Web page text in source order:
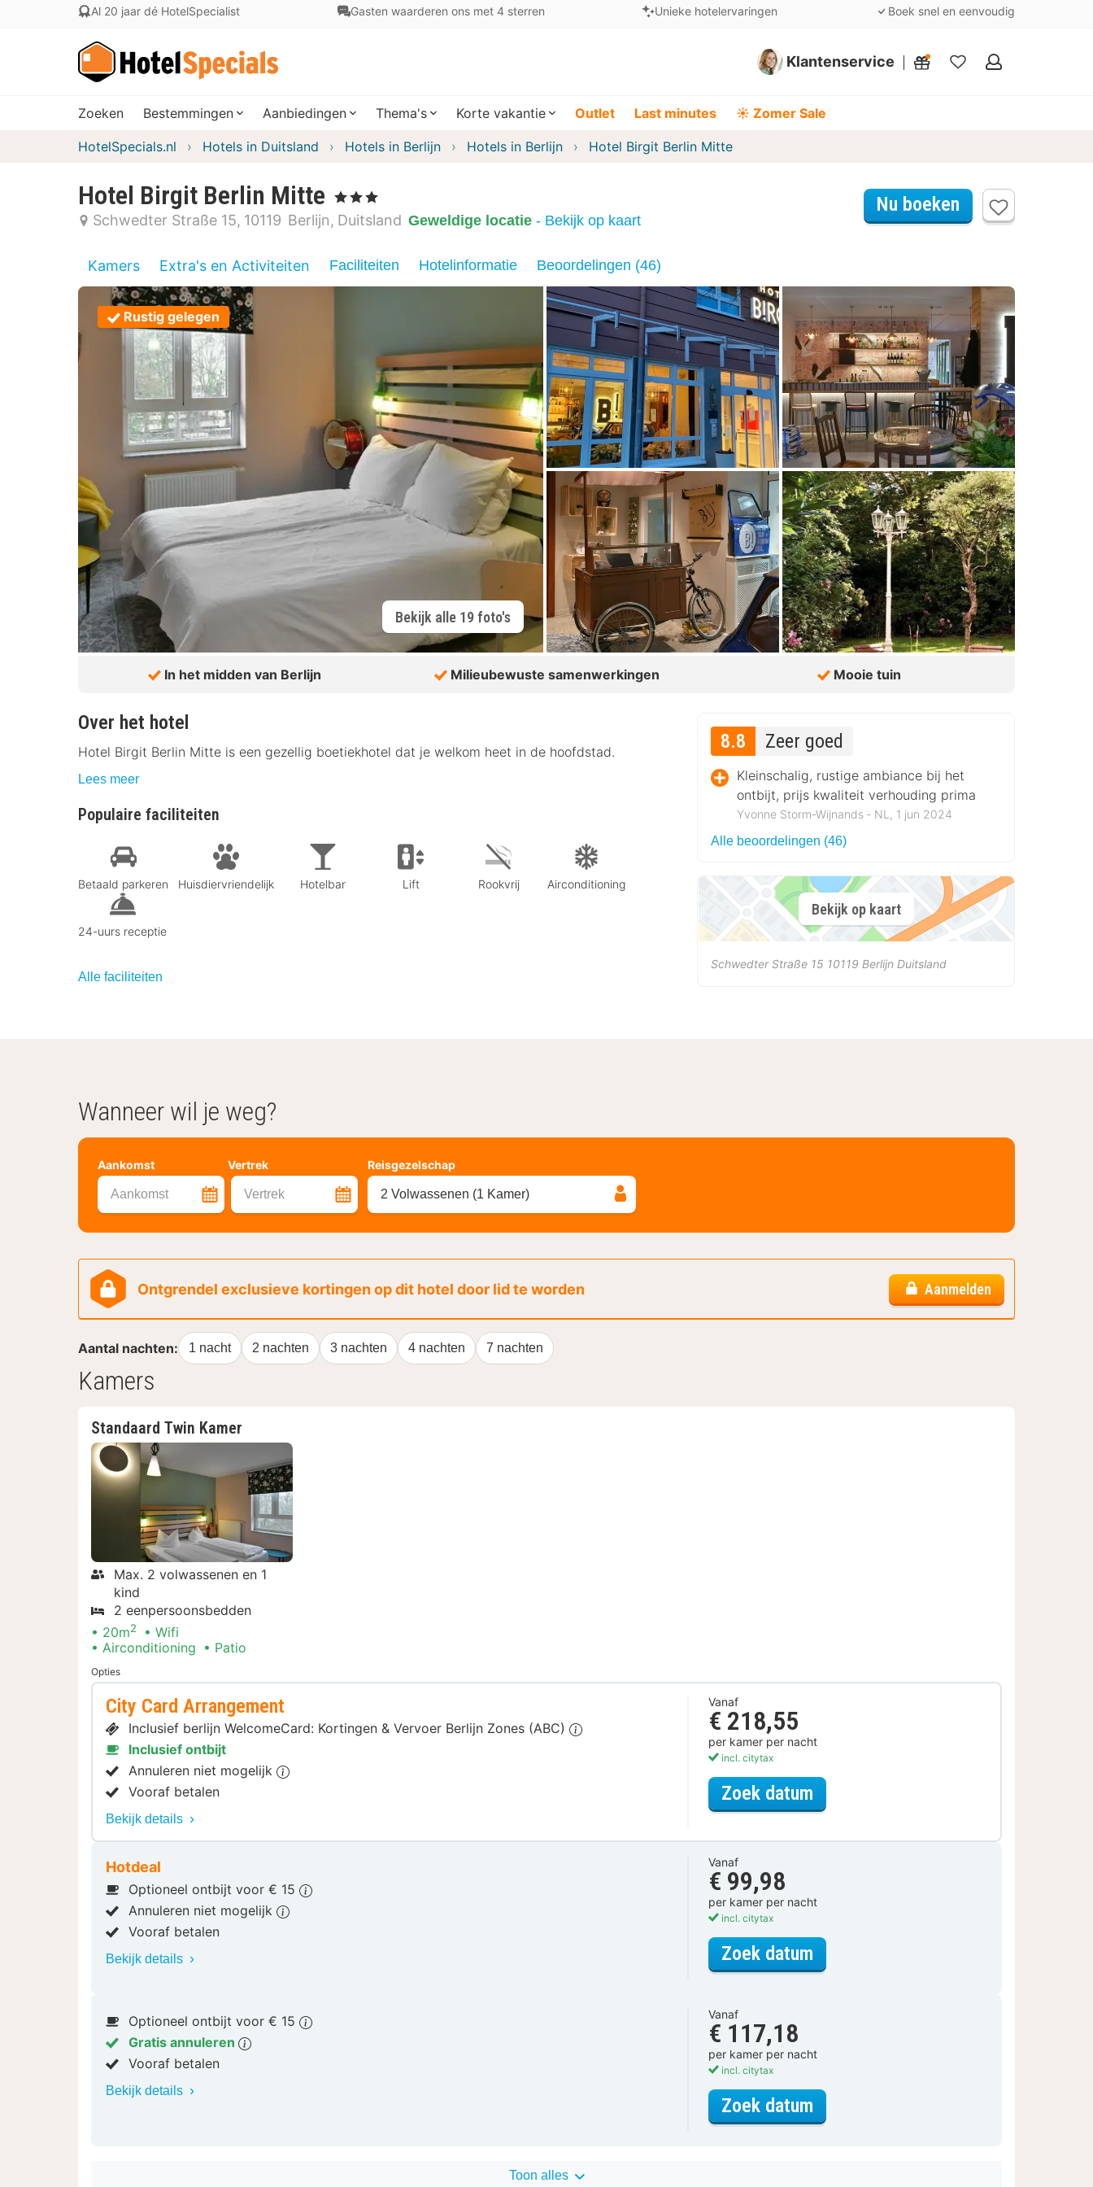
Al 20 jaar dé HotelSpecialist Gasten waarderen ons met 4 sterren Unieke hotelervaringen Boek snel en eenvoudig
Klantenservice
Mijn
Zoeken Bestemmingen Aanbiedingen Thema's Korte vakantie Outlet Last minutes ☀️ Zomer Sale
HotelSpecials.nl Hotels in Duitsland Hotels in Berlijn Hotels in Berlijn Hotel Birgit Berlin Mitte
Hotel Birgit Berlin Mitte , 3 Sterren
Schwedter Straße 15 10119 Berlijn Duitsland Geweldige locatie - Bekijk op kaart
Nu boeken
Kamers Extra's en Activiteiten Faciliteiten Hotelinformatie Beoordelingen (46)
Rustig gelegen
Bekijk alle 19 foto's
In het midden van Berlijn Milieubewuste samenwerkingen Mooie tuin
Over het hotel
Hotel Birgit Berlin Mitte is een gezellig boetiekhotel dat je welkom heet in de hoofdstad.
Lees meer
Populaire faciliteiten
Betaald parkeren Huisdiervriendelijk Hotelbar Lift Rookvrij Airconditioning
24-uurs receptie
Alle faciliteiten
8.8 Zeer goed
Kleinschalig, rustige ambiance bij het
ontbijt, prijs kwaliteit verhouding prima
Yvonne Storm-Wijnands ‐ NL, 1 jun 2024
Alle beoordelingen (46)
Bekijk op kaart
Schwedter Straße 15 10119 Berlijn Duitsland
Wanneer wil je weg?
Aankomst Vertrek
Aankomst Vertrek
Reisgezelschap
2 Volwassenen (1 Kamer)
Ontgrendel exclusieve kortingen op dit hotel door lid te worden Aanmelden
Aantal nachten: 1 nacht 2 nachten 3 nachten 4 nachten 7 nachten
Kamers
Standaard Twin Kamer
Max. 2 volwassenen en 1
kind
2 eenpersoonsbedden
20m2
Wifi
Airconditioning
Patio
Opties
City Card Arrangement
Inclusief berlijn WelcomeCard: Kortingen & Vervoer Berlijn Zones (ABC)
Inclusief ontbijt
Annuleren niet mogelijk
Vooraf betalen
Bekijk details
Vanaf
€ 218,55
per kamer per nacht
incl. citytax
Zoek datum
Hotdeal
Optioneel ontbijt voor € 15
Annuleren niet mogelijk
Vooraf betalen
Bekijk details
Vanaf
€ 99,98
per kamer per nacht
incl. citytax
Zoek datum
Optioneel ontbijt voor € 15
Gratis annuleren
Vooraf betalen
Bekijk details
Vanaf
€ 117,18
per kamer per nacht
incl. citytax
Zoek datum
Toon alles